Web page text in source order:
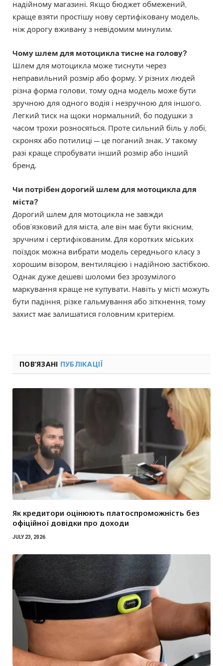
надійному магазині. Якщо бюджет обмежений,
краще взяти простішу нову сертифіковану модель,
ніж дорогу вживану з невідомим минулим.
Чому шлем для мотоцикла тисне на голову?
Шлем для мотоцикла може тиснути через
неправильний розмір або форму. У різних людей
різна форма голови, тому одна модель може бути
зручною для одного водія і незручною для іншого.
Легкий тиск на щоки нормальний, бо подушки з
часом трохи розносяться. Проте сильний біль у лобі,
скронях або потилиці — це поганий знак. У такому
разі краще спробувати інший розмір або інший
бренд.
Чи потрібен дорогий шлем для мотоцикла для
міста?
Дорогий шлем для мотоцикла не завжди
обов’язковий для міста, але він має бути якісним,
зручним і сертифікованим. Для коротких міських
поїздок можна вибрати модель середнього класу з
хорошим візором, вентиляцією і надійною застібкою.
Однак дуже дешеві шоломи без зрозумілого
маркування краще не купувати. Навіть у місті можуть
бути падіння, різке гальмування або зіткнення, тому
захист має залишатися головним критерієм.
ПОВ’ЯЗАНІ ПУБЛІКАЦІЇ
Як кредитори оцінюють платоспроможність без
офіційної довідки про доходи
JULY 23, 2026